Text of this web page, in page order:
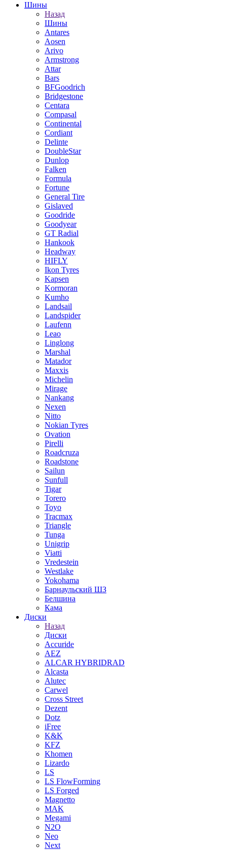
Шины
Назад
Шины
Antares
Aosen
Arivo
Armstrong
Attar
Bars
BFGoodrich
Bridgestone
Centara
Compasal
Continental
Cordiant
Delinte
DoubleStar
Dunlop
Falken
Formula
Fortune
General Tire
Gislaved
Goodride
Goodyear
GT Radial
Hankook
Headway
HIFLY
Ikon Tyres
Kapsen
Kormoran
Kumho
Landsail
Landspider
Laufenn
Leao
Linglong
Marshal
Matador
Maxxis
Michelin
Mirage
Nankang
Nexen
Nitto
Nokian Tyres
Ovation
Pirelli
Roadcruza
Roadstone
Sailun
Sunfull
Tigar
Torero
Toyo
Tracmax
Triangle
Tunga
Unigrip
Viatti
Vredestein
Westlake
Yokohama
Барнаульский ШЗ
Белшина
Кама
Диски
Назад
Диски
Accuride
AEZ
ALCAR HYBRIDRAD
Alcasta
Alutec
Carwel
Cross Street
Dezent
Dotz
iFree
K&K
KFZ
Khomen
Lizardo
LS
LS FlowForming
LS Forged
Magnetto
MAK
Megami
N2O
Neo
Next